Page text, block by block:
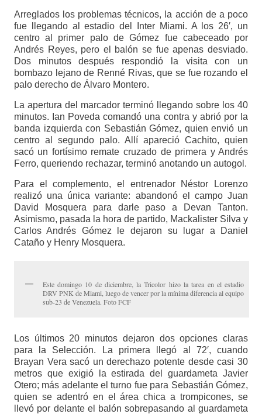
Arreglados los problemas técnicos, la acción de a poco
fue llegando al estadio del Inter Miami. A los 26′, un
centro al primer palo de Gómez fue cabeceado por
Andrés Reyes, pero el balón se fue apenas desviado.
Dos minutos después respondió la visita con un
bombazo lejano de Renné Rivas, que se fue rozando el
palo derecho de Álvaro Montero.
La apertura del marcador terminó llegando sobre los 40
minutos. Ian Poveda comandó una contra y abrió por la
banda izquierda con Sebastián Gómez, quien envió un
centro al segundo palo. Allí apareció Cachito, quien
sacó un fortísimo remate cruzado de primera y Andrés
Ferro, queriendo rechazar, terminó anotando un autogol.
Para el complemento, el entrenador Néstor Lorenzo
realizó una única variante: abandonó el campo Juan
David Mosquera para darle paso a Devan Tanton.
Asimismo, pasada la hora de partido, Mackalister Silva y
Carlos Andrés Gómez le dejaron su lugar a Daniel
Cataño y Henry Mosquera.
Este domingo 10 de diciembre, la Tricolor hizo la tarea en el estadio
DRV PNK de Miami, luego de vencer por la mínima diferencia al equipo
sub-23 de Venezuela. Foto FCF
Los últimos 20 minutos dejaron dos opciones claras
para la Selección. La primera llegó al 72′, cuando
Brayan Vera sacó un derechazo potente desde casi 30
metros que exigió la estirada del guardameta Javier
Otero; más adelante el turno fue para Sebastián Gómez,
quien se adentró en el área chica a trompicones, se
llevó por delante el balón sobrepasando al guardameta